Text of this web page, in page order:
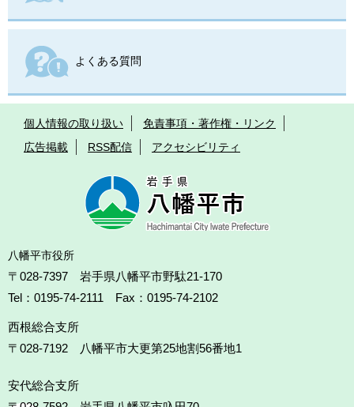
よくある質問
個人情報の取り扱い
免責事項・著作権・リンク
広告掲載
RSS配信 アクセシビリティ
八幡平市役所
〒028-7397 岩手県八幡平市野駄21-170
Tel：0195-74-2111 Fax：0195-74-2102
西根総合支所
〒028-7192
八幡平市大更第25地割56番地1
安代総合支所